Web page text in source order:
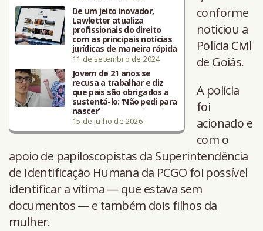
De um jeito inovador,
Lawletter atualiza
profissionais do direito
com as principais notícias
jurídicas de maneira rápida
11 de setembro de 2024
Jovem de 21 anos se
recusa a trabalhar e diz
que pais são obrigados a
sustentá-lo: ‘Não pedi para
nascer’
15 de julho de 2026
conforme
noticiou a
Polícia Civil
de Goiás.
A polícia
foi
acionado e
com o
apoio de papiloscopistas da Superintendência
de Identificação Humana da PCGO foi possível
identificar a vítima — que estava sem
documentos — e também dois filhos da
mulher.